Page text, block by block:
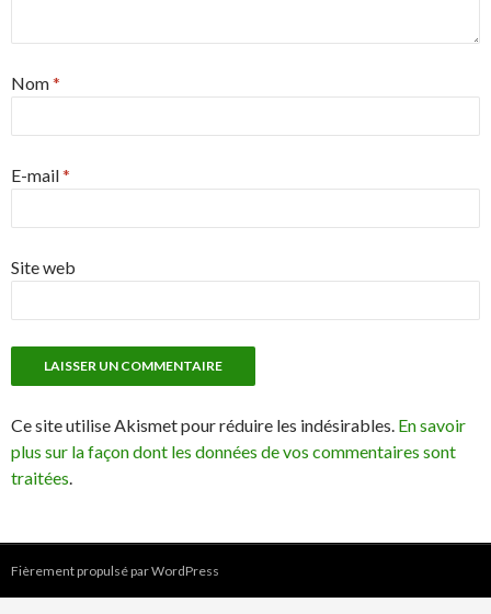
Nom*
E-mail*
Site web
Ce site utilise Akismet pour réduire les indésirables. En savoir
plus sur la façon dont les données de vos commentaires sont
traitées.
Fièrement propulsé par WordPress